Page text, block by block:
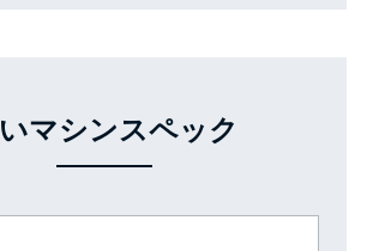
マシンスペック